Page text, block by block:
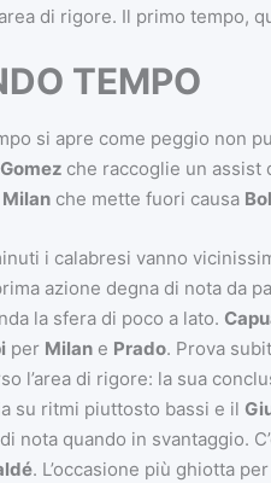
di rigore. Il primo tempo,
TEMPO
si apre come peggio non
Gomez che raccoglie un assist
Milanche mette fuori causa
i calabresi vanno
azione degna di nota da
la sfera di poco a lato.
per Milane Prado. Prova
l’area di rigore: la sua
su ritmi piuttosto bassi e il
nota quando in svantaggio.
. L’occasione più ghiotta